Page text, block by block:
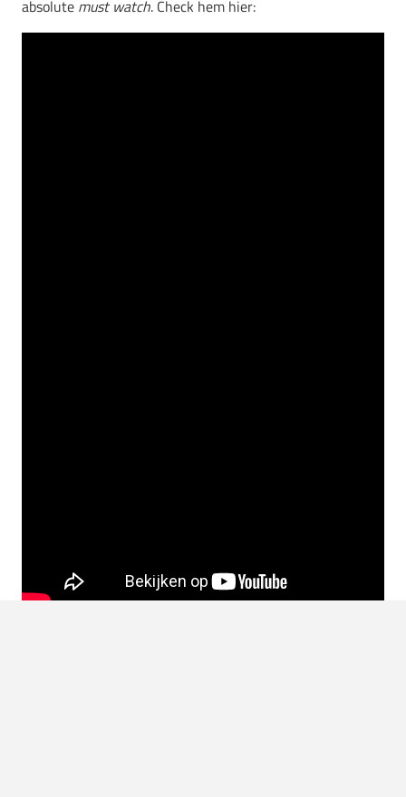
absolute must watch. Check hem hier: